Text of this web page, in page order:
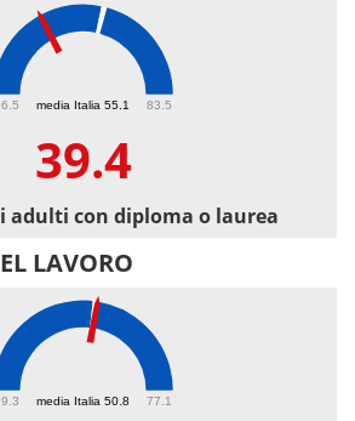
media Italia 55.1 83.5
39.4
adulti con diploma o laurea
LAVORO
media Italia 50.8 77.1